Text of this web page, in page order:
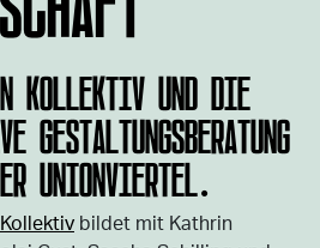
KOLLEKTIV UND DIE
GESTALTUNGSBERATUNG
UNIONVIERTEL.
bildet mit Kathrin